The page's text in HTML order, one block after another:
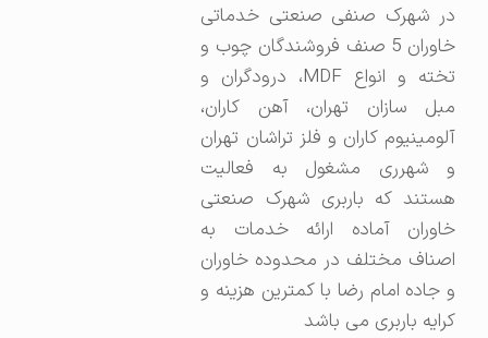
در شهرک صنفی صنعتی خدماتی
خاوران 5 صنف فروشندگان چوب و
تخته و انواع MDF، درودگران و
مبل سازان تهران، آهن کاران،
آلومینیوم‌ کاران و فلز تراشان تهران
و شهرری مشغول به فعالیت
هستند که باربری شهرک صنعتی
خاوران آماده ارائه خدمات به
اصناف مختلف در محدوده خاوران
و جاده امام رضا با کمترین هزینه و
کرایه باربری می باشد